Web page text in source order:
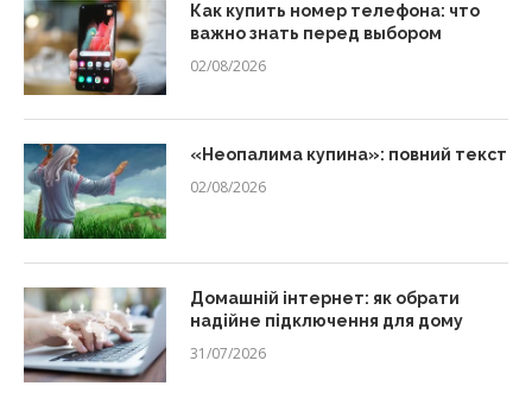
Как купить номер телефона: что
важно знать перед выбором
02/08/2026
«Неопалима купина»: повний текст
02/08/2026
Домашній інтернет: як обрати
надійне підключення для дому
31/07/2026